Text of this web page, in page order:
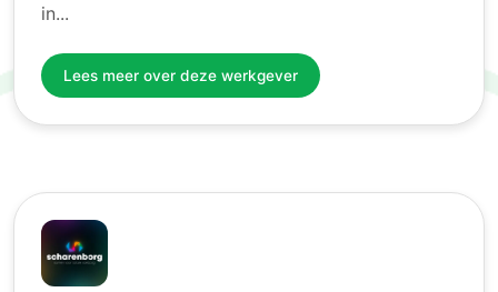
in...
Lees meer over deze werkgever